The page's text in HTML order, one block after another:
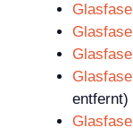
entfernt)